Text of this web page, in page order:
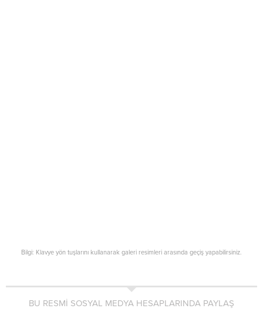
Bilgi: Klavye yön tuşlarını kullanarak galeri resimleri arasında geçiş yapabilirsiniz.
BU RESMİ SOSYAL MEDYA HESAPLARINDA PAYLAŞ